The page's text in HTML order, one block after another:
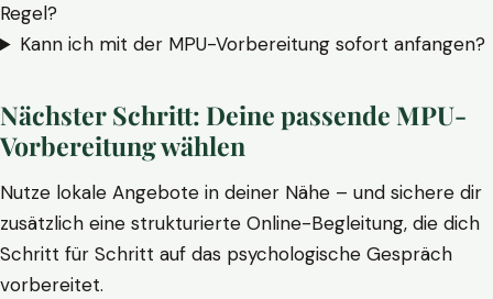
Regel?
Kann ich mit der MPU-Vorbereitung sofort anfangen?
Nächster Schritt: Deine passende MPU-
Vorbereitung wählen
Nutze lokale Angebote in deiner Nähe – und sichere dir
zusätzlich eine strukturierte Online-Begleitung, die dich
Schritt für Schritt auf das psychologische Gespräch
vorbereitet.